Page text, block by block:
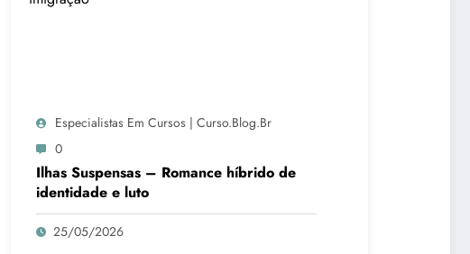
Especialistas Em Cursos | Curso.blog.br
0
Ilhas Suspensas – Romance híbrido de
identidade e luto
25/05/2026